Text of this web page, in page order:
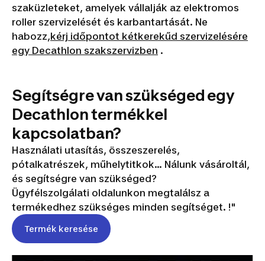
szaküzleteket, amelyek vállalják az elektromos
roller szervizelését és karbantartását. Ne
habozz,kérj időpontot kétkerekűd szervizelésére
egy Decathlon szakszervizben .
Segítségre van szükséged egy
Decathlon termékkel
kapcsolatban?
Használati utasítás, összeszerelés,
pótalkatrészek, műhelytitkok... Nálunk vásároltál,
és segítségre van szükséged?
Ügyfélszolgálati oldalunkon megtalálsz a
termékedhez szükséges minden segítséget. !"
Termék keresése